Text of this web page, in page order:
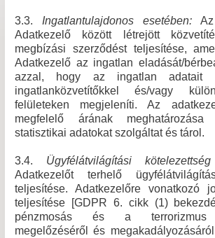
3.3. Ingatlantulajdonos esetében:Az
Adatkezelő között létrejött
megbízási szerződést teljesítése,
Adatkezelő az ingatlan eladását/
azzal, hogy az ingatlan adatait
ingatlanközvetítőkkel és/vagy
felületeken megjeleníti. Az
megfelelő árának
statisztikai adatokat szolgáltat és tárol.
3.4. Ügyfélátvilágítási
Adatkezelőt terhelő
teljesítése. Adatkezelőre vonatkozó
teljesítése [GDPR 6. cikk (1)
pénzmosás és a terrorizmus
megelőzéséről és